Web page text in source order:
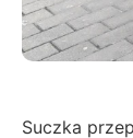
Suczka